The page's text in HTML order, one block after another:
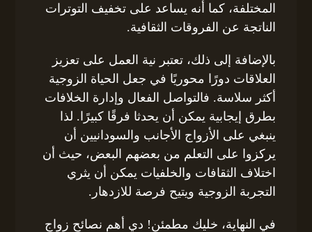
المختلفة، كما أنه يساعد على تخفيف التوترات
الناتجة عن الفروقات الثقافية.
بالإضافة إلى ذلك، تعتبر نية العمل على تعزيز
العلاقات دورًا محوريًا في جعل الحياة الزوجية
أكثر سلاسة. فالتواصل الفعال وإدارة الخلافات
بطرق إيجابية يمكن أن يحدثا فرقًا كبيرًا. لذا
ينبغي على الأزواج الأجانب والسودانيين أن
يركزوا على التعلم من بعضهم البعض، حيث أن
اختلاف الثقافات والخلفيات يمكن أن يثري
التجربة الزوجية ويتيح فرصة للازدهار.
في النهاية، خليك مطمئن! دي أهم نصائح زواج